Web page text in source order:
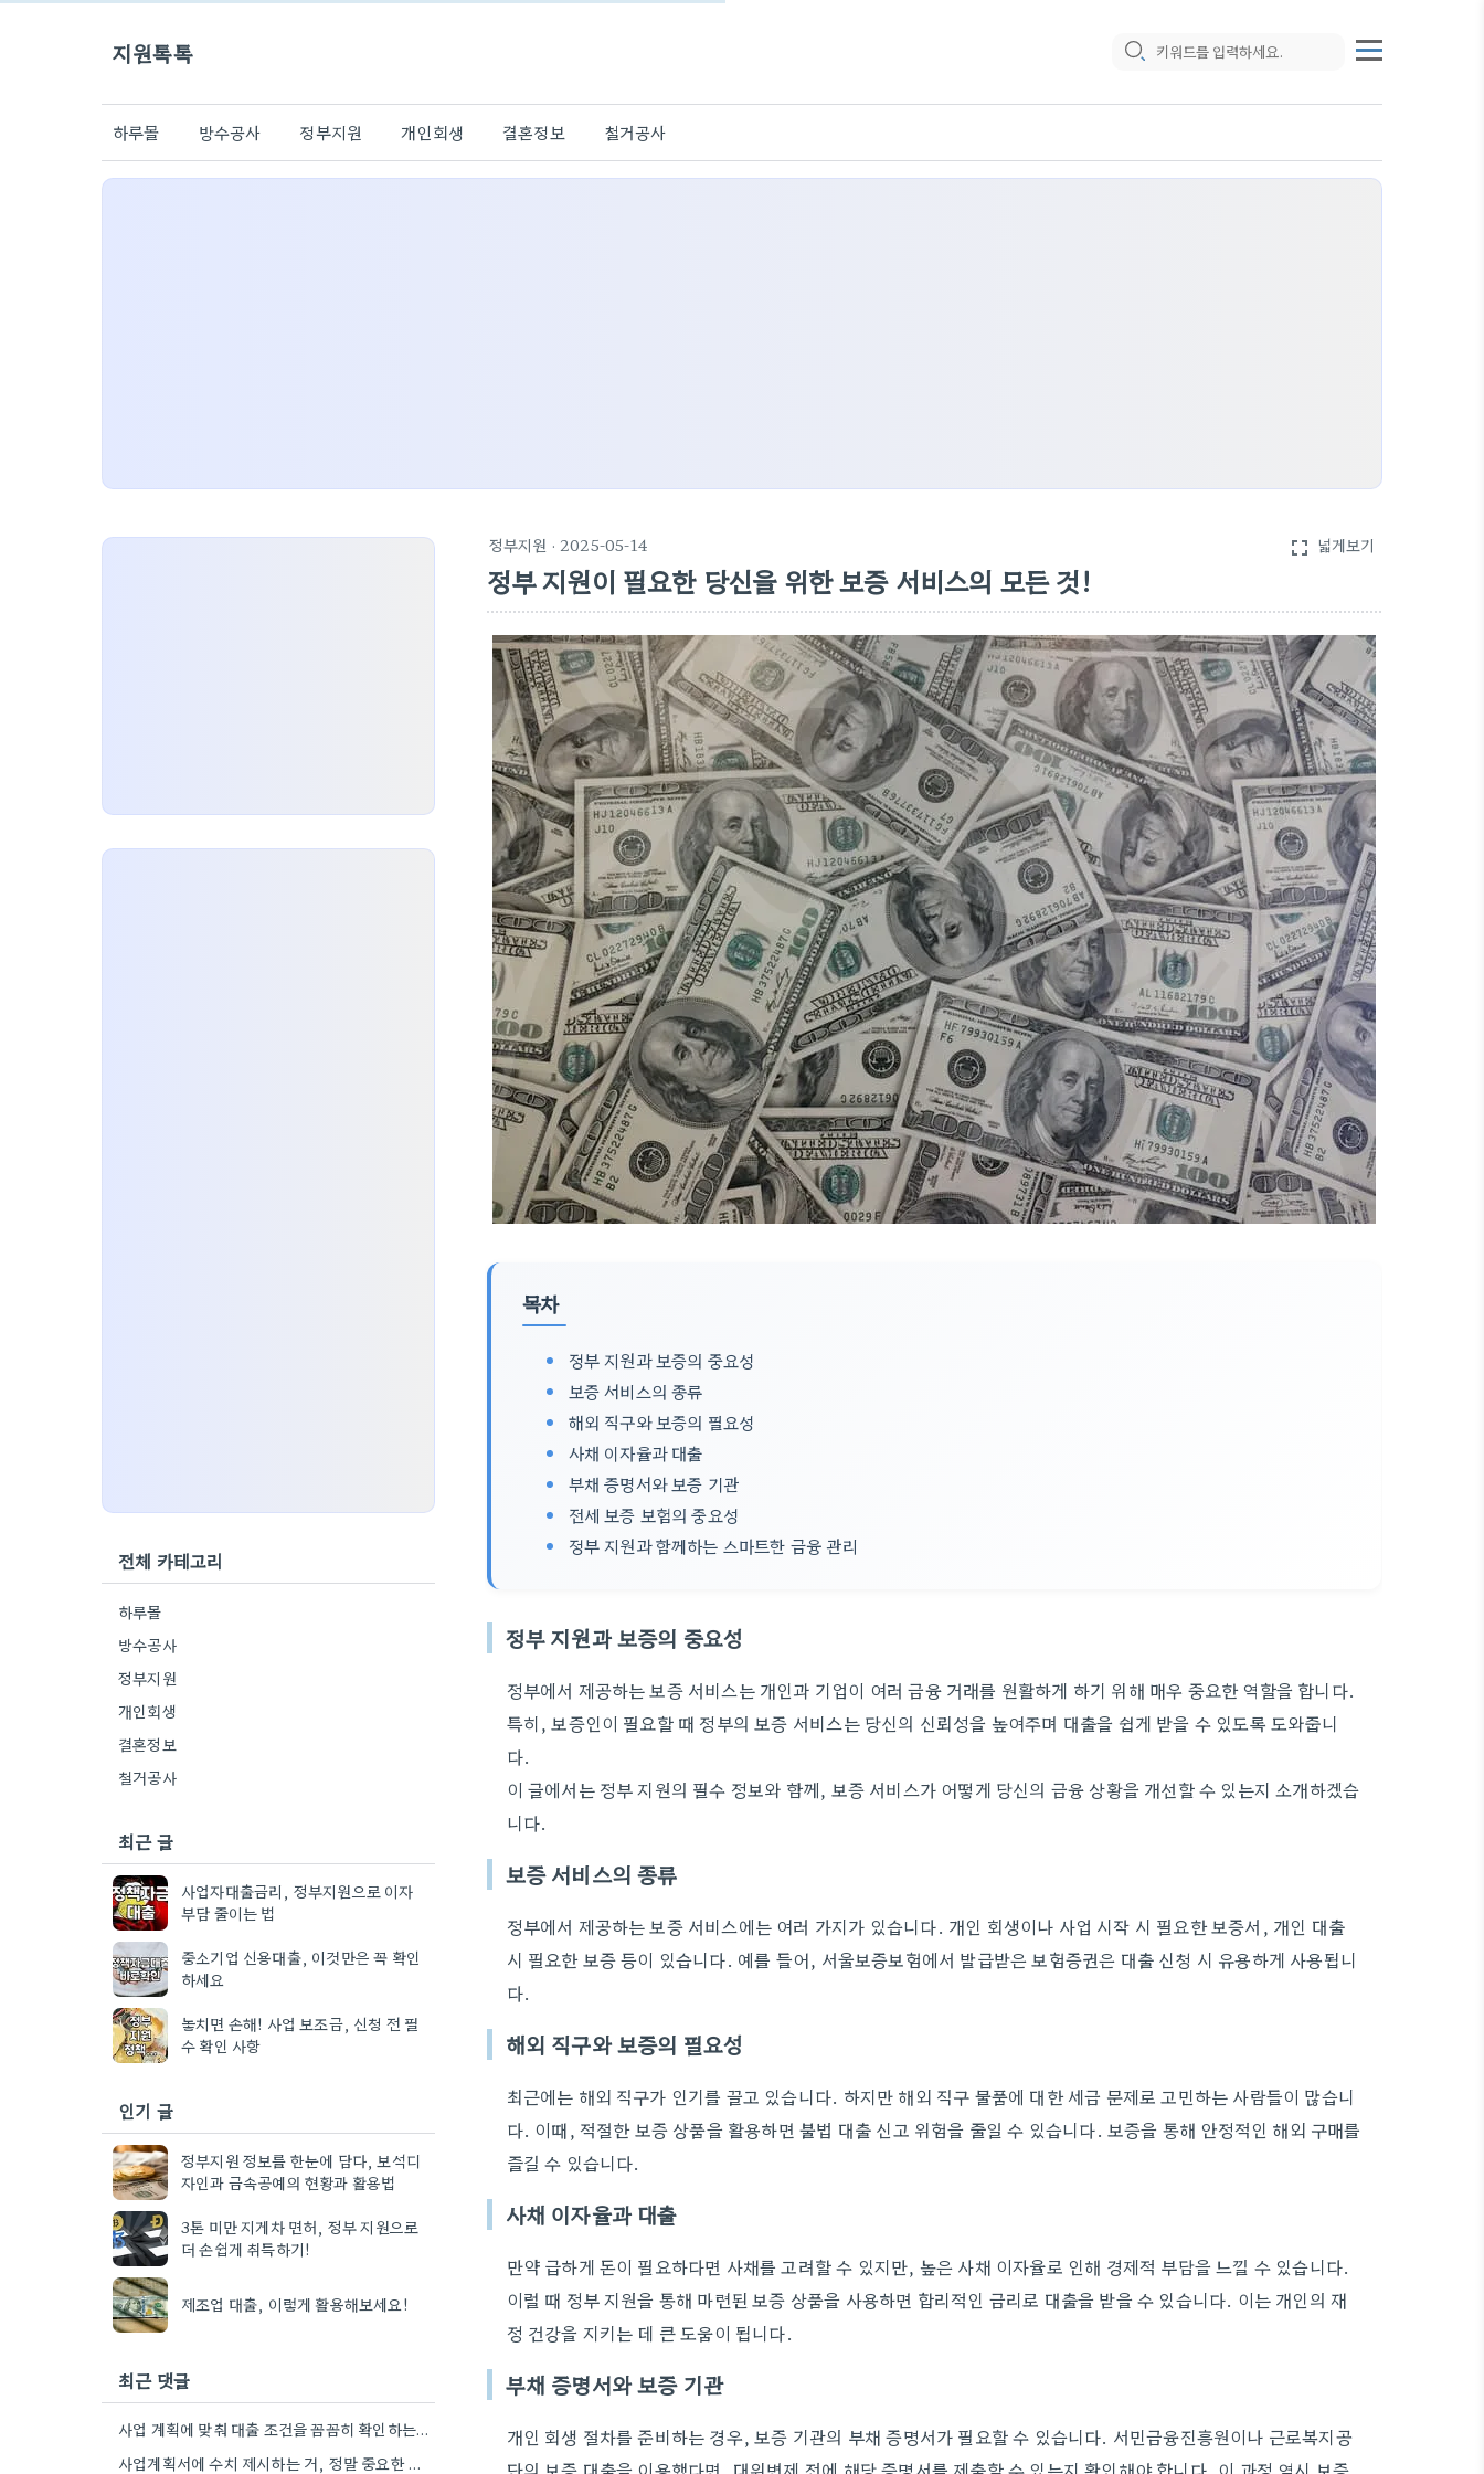
지원톡톡
하루몰 방수공사 정부지원 개인회생 결혼정보 철거공사
정부지원 · 2025-05-14 fullscreen 넓게보기
정부 지원이 필요한 당신을 위한 보증 서비스의 모든 것!
목차
정부 지원과 보증의 중요성
보증 서비스의 종류
해외 직구와 보증의 필요성
사채 이자율과 대출
부채 증명서와 보증 기관
전세 보증 보험의 중요성
정부 지원과 함께하는 스마트한 금융 관리
정부 지원과 보증의 중요성
정부에서 제공하는 보증 서비스는 개인과 기업이 여러 금융 거래를 원활하게 하기 위해 매우 중요한 역할을 합니다.
특히, 보증인이 필요할 때 정부의 보증 서비스는 당신의 신뢰성을 높여주며 대출을 쉽게 받을 수 있도록 도와줍니
다.
이 글에서는 정부 지원의 필수 정보와 함께, 보증 서비스가 어떻게 당신의 금융 상황을 개선할 수 있는지 소개하겠습
니다.
보증 서비스의 종류
정부에서 제공하는 보증 서비스에는 여러 가지가 있습니다. 개인 회생이나 사업 시작 시 필요한 보증서, 개인 대출
시 필요한 보증 등이 있습니다. 예를 들어, 서울보증보험에서 발급받은 보험증권은 대출 신청 시 유용하게 사용됩니
다.
해외 직구와 보증의 필요성
최근에는 해외 직구가 인기를 끌고 있습니다. 하지만 해외 직구 물품에 대한 세금 문제로 고민하는 사람들이 많습니
다. 이때, 적절한 보증 상품을 활용하면 불법 대출 신고 위험을 줄일 수 있습니다. 보증을 통해 안정적인 해외 구매를
즐길 수 있습니다.
사채 이자율과 대출
만약 급하게 돈이 필요하다면 사채를 고려할 수 있지만, 높은 사채 이자율로 인해 경제적 부담을 느낄 수 있습니다.
이럴 때 정부 지원을 통해 마련된 보증 상품을 사용하면 합리적인 금리로 대출을 받을 수 있습니다. 이는 개인의 재
정 건강을 지키는 데 큰 도움이 됩니다.
부채 증명서와 보증 기관
개인 회생 절차를 준비하는 경우, 보증 기관의 부채 증명서가 필요할 수 있습니다. 서민금융진흥원이나 근로복지공
전체 카테고리
하루몰
방수공사
정부지원
개인회생
결혼정보
철거공사
최근 글
사업자대출금리, 정부지원으로 이자
부담 줄이는 법
중소기업 신용대출, 이것만은 꼭 확인
하세요
놓치면 손해! 사업 보조금, 신청 전 필
수 확인 사항
인기 글
정부지원 정보를 한눈에 담다, 보석디
자인과 금속공예의 현황과 활용법
3톤 미만 지게차 면허, 정부 지원으로
더 손쉽게 취득하기!
제조업 대출, 이렇게 활용해보세요!
최근 댓글
사업 계획에 맞춰 대출 조건을 꼼꼼히 확인하는 게 중요하네요. 저는 사업 확장 시 금리 변화를…
사업계획서에 수치 제시하는 거, 정말 중요한 부분인 것 같아요. 매출 성장률이나 고용 목표를 구체적으로 적으면…